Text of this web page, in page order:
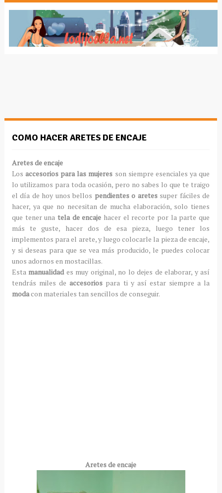
COMO HACER ARETES DE ENCAJE
Aretes de encaje
Los accesorios para las mujeres son siempre esenciales ya que
lo utilizamos para toda ocasión, pero no sabes lo que te traigo
el día de hoy unos bellos pendientes o aretes super fáciles de
hacer, ya que no necesitan de mucha elaboración, solo tienes
que tener una tela de encaje hacer el recorte por la parte que
más te guste, hacer dos de esa pieza, luego tener los
implementos para el arete, y luego colocarle la pieza de encaje,
y si deseas para que se vea más producido, le puedes colocar
unos adornos en mostacillas.
Esta manualidades muy original, no lo dejes de elaborar, y así
tendrás miles de accesorios para ti y así estar siempre a la
modacon materiales tan sencillos de conseguir.
Aretes de encaje